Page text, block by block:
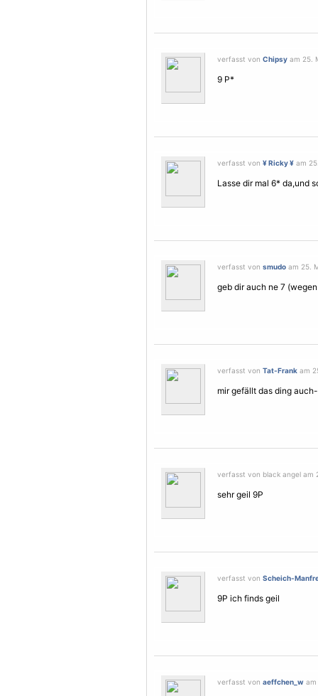
verfasst von Chipsy am 25.
9 P*
verfasst von ¥ Ricky ¥ am
Lasse dir mal 6* da,und
verfasst von smudo am 25.
geb dir auch ne 7
verfasst von Tat-Frank am
mir gefällt das ding
verfasst von black angel am
sehr geil 9P
verfasst von Scheich-
9P ich finds geil
verfasst von aeffchen_w am